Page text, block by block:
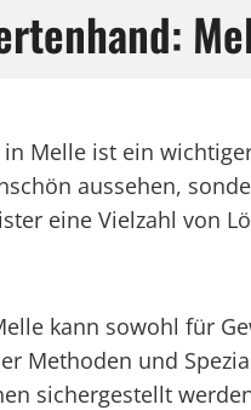
Melle ist ein
aussehen,
eine Vielzahl von
kann sowohl für
Methoden und
sichergestellt